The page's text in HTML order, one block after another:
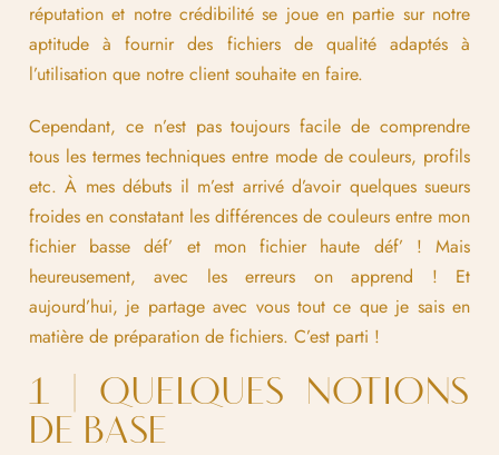
réputation et notre crédibilité se joue en partie sur notre
aptitude à fournir des fichiers de qualité adaptés à
l’utilisation que notre client souhaite en faire.
Cependant, ce n’est pas toujours facile de comprendre
tous les termes techniques entre mode de couleurs, profils
etc. À mes débuts il m’est arrivé d’avoir quelques sueurs
froides en constatant les différences de couleurs entre mon
fichier basse déf’ et mon fichier haute déf’ ! Mais
heureusement, avec les erreurs on apprend ! Et
aujourd’hui, je partage avec vous tout ce que je sais en
matière de préparation de fichiers. C’est parti !
1 | QUELQUES NOTIONS
DE BASE